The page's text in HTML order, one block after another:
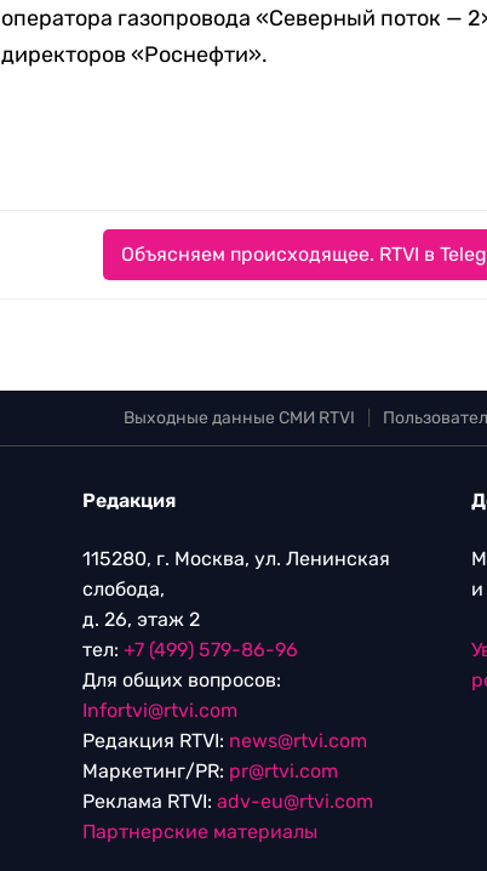
оператора газопровода «Северный поток —
директоров «Роснефти».
Объясняем происходящее. RTVI в
Выходные данные СМИ RTVI
Редакция
115280, г. Москва, ул. Ленинская
слобода,
д. 26, этаж 2
тел: +7 (499) 579-86-96
Для общих вопросов:
Infortvi@rtvi.com
Редакция RTVI: news@rtvi.com
Маркетинг/PR: pr@rtvi.com
Реклама RTVI: adv-eu@rtvi.com
Партнерские материалы
и